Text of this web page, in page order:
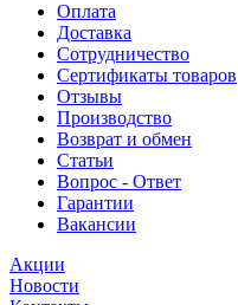
Оплата
Доставка
Сотрудничество
Сертификаты товаров
Отзывы
Производство
Возврат и обмен
Статьи
Вопрос - Ответ
Гарантии
Вакансии
Акции
Новости